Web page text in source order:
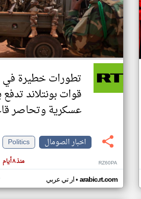
أهم
تطورات خطيرة في
قوات بونتلاند
عسكرية وتحاصر
اخبار الصومال
Politics
منذ ٨ أيام RZ60PA
ار تي عربي• arabic.rt.com